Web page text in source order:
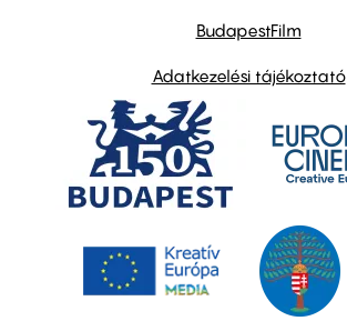
BudapestFilm
Adatkezelési tájékoztató